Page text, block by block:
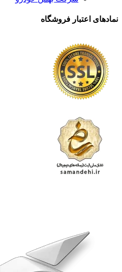
نمادهای اعتبار فروشگاه